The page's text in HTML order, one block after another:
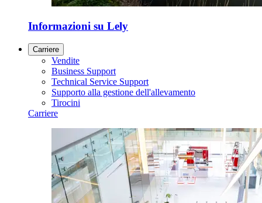
Informazioni su Lely
Carriere
Vendite
Business Support
Technical Service Support
Supporto alla gestione dell'allevamento
Tirocini
Carriere